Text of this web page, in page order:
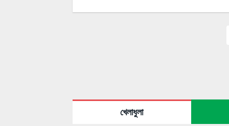
খেলাধুলা